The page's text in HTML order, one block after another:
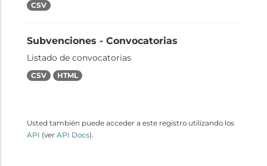
CSV
Subvenciones - Convocatorias
Listado de convocatorias
CSV HTML
Usted también puede acceder a este registro utilizando los
API (ver API Docs).